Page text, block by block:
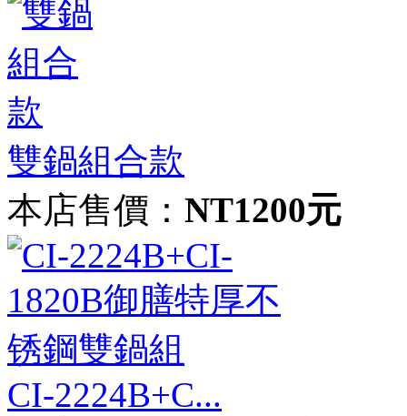
雙鍋組合款
本店售價： NT1200元
CI-2224B+C...